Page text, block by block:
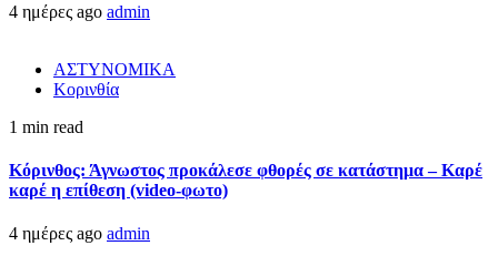
4 ημέρες ago admin
ΑΣΤΥΝΟΜΙΚΑ
Κορινθία
1 min read
Κόρινθος: Άγνωστος προκάλεσε φθορές σε κατάστημα – Καρέ
καρέ η επίθεση (video-φωτο)
4 ημέρες ago admin